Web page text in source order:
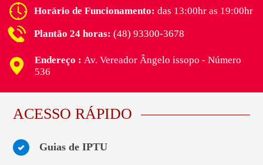
Horário de Funcionamento:das 13:00hr as 19:00hr
Plantão 24 horas: (48) 93300-3678
Endereço : Av. Vereador Ângelo issopo - Número
536
ACESSO RÁPIDO
Guias de IPTU